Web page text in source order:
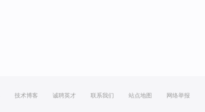
技术博客 诚聘英才 联系我们 站点地图 网络举报